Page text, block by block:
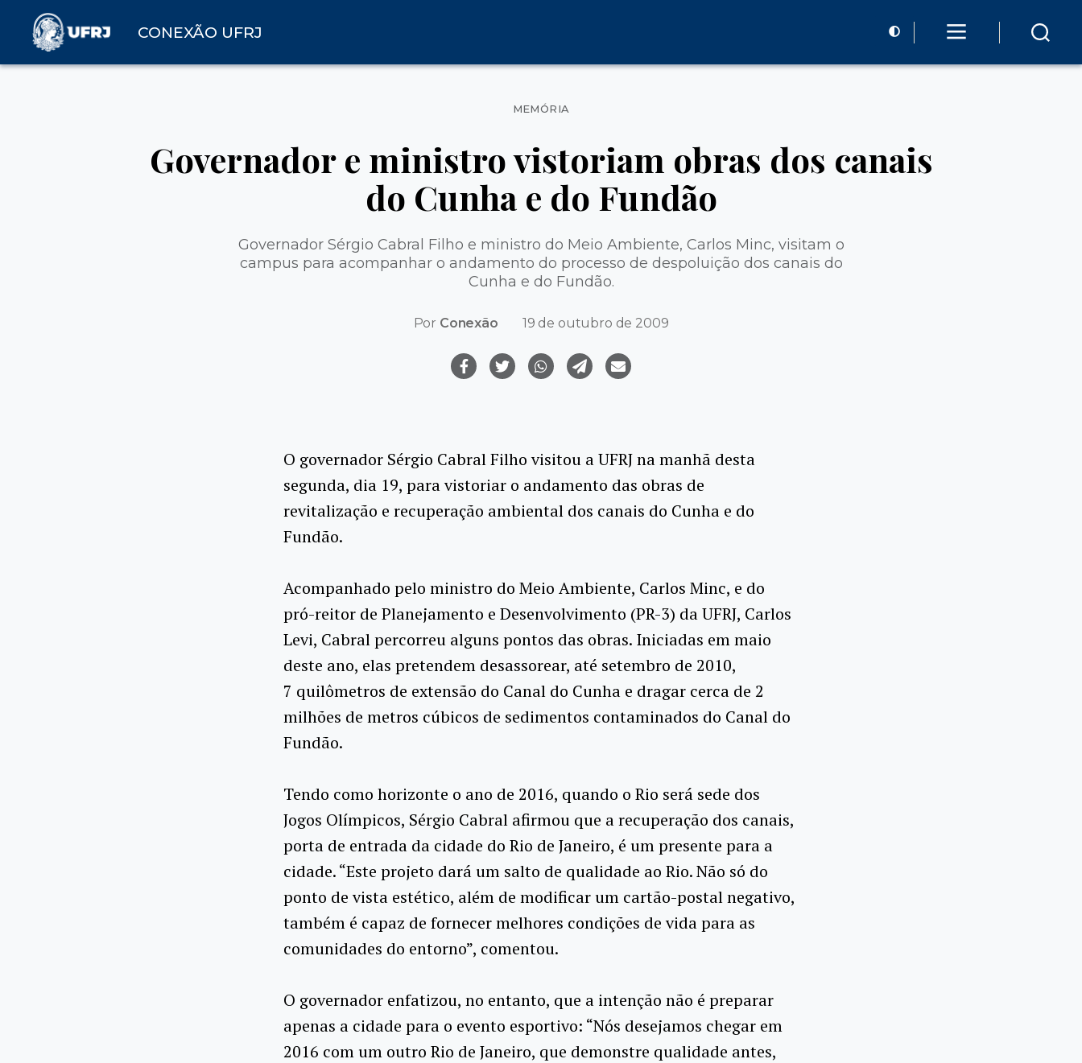
CONEXÃO UFRJ
Categorias
MEMÓRIA
Governador e ministro vistoriam obras dos canais
do Cunha e do Fundão
Governador Sérgio Cabral Filho e ministro do Meio Ambiente, Carlos Minc, visitam o
campus para acompanhar o andamento do processo de despoluição dos canais do
Cunha e do Fundão.
Por Conexão 19 de outubro de 2009
O governador Sérgio Cabral Filho visitou a UFRJ na manhã desta
segunda, dia 19, para vistoriar o andamento das obras de
revitalização e recuperação ambiental dos canais do Cunha e do
Fundão.
Acompanhado pelo ministro do Meio Ambiente, Carlos Minc, e do
pró-reitor de Planejamento e Desenvolvimento (PR-3) da UFRJ, Carlos
Levi, Cabral percorreu alguns pontos das obras. Iniciadas em maio
deste ano, elas pretendem desassorear, até setembro de 2010,
7 quilômetros de extensão do Canal do Cunha e dragar cerca de 2
milhões de metros cúbicos de sedimentos contaminados do Canal do
Fundão.
Tendo como horizonte o ano de 2016, quando o Rio será sede dos
Jogos Olímpicos, Sérgio Cabral afirmou que a recuperação dos canais,
porta de entrada da cidade do Rio de Janeiro, é um presente para a
cidade. “Este projeto dará um salto de qualidade ao Rio. Não só do
ponto de vista estético, além de modificar um cartão-postal negativo,
também é capaz de fornecer melhores condições de vida para as
comunidades do entorno”, comentou.
O governador enfatizou, no entanto, que a intenção não é preparar
apenas a cidade para o evento esportivo: “Nós desejamos chegar em
2016 com um outro Rio de Janeiro, que demonstre qualidade antes,